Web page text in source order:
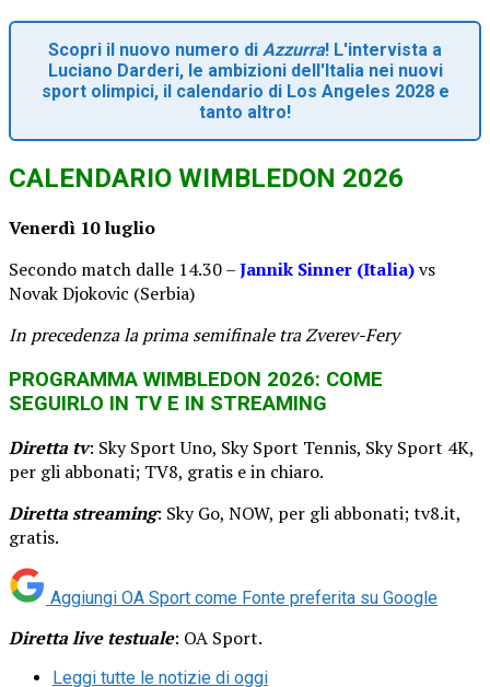
Scopri il nuovo numero di Azzurra! L'intervista a
Luciano Darderi, le ambizioni dell'Italia nei nuovi
sport olimpici, il calendario di Los Angeles 2028 e
tanto altro!
CALENDARIO WIMBLEDON 2026
Venerdì 10 luglio
Secondo match dalle 14.30 –Jannik Sinner (Italia)vs
Novak Djokovic (Serbia)
In precedenza la prima semifinale tra Zverev-Fery
PROGRAMMA WIMBLEDON 2026: COME
SEGUIRLO IN TV E IN STREAMING
Diretta tv: Sky Sport Uno, Sky Sport Tennis, Sky Sport 4K,
per gli abbonati; TV8, gratis e in chiaro.
Diretta streaming: Sky Go, NOW, per gli abbonati; tv8.it,
gratis.
Aggiungi OA Sport come Fonte preferita su Google
Diretta live testuale: OA Sport.
Leggi tutte le notizie di oggi